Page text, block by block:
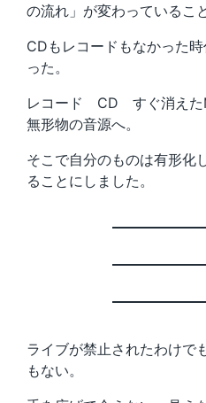
の流れ」が変わっていること
CDもレコードもなかった
った。
レコード CD すぐ消えた
無形物の音源へ。
そこで自分のものは有形化
ることにしました。
ライブが禁止されたわけで
もない。